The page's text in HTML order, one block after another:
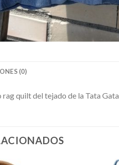
(0)
quilt del tejado de la Tata Gata